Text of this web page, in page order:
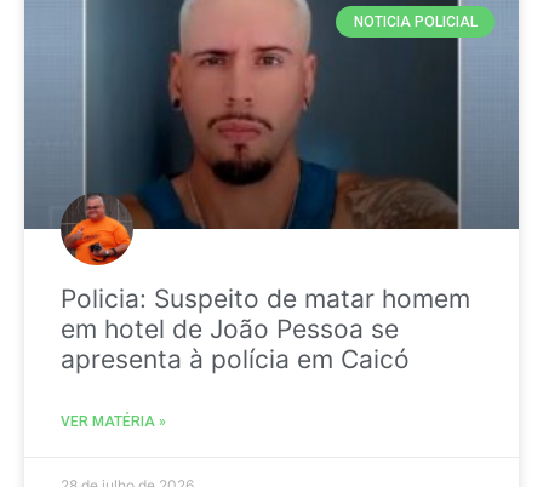
NOTICIA POLICIAL
Policia: Suspeito de matar homem
em hotel de João Pessoa se
apresenta à polícia em Caicó
VER MATÉRIA »